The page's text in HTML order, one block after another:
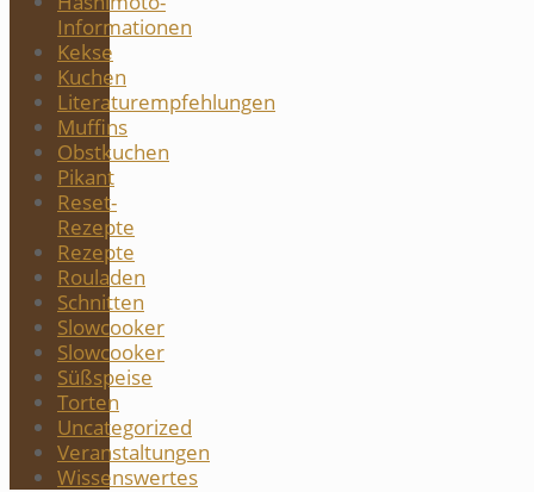
Informationen
Kekse
Kuchen
Literaturempfehlungen
Muffins
Obstkuchen
Pikant
Reset-
Rezepte
Rezepte
Rouladen
Schnitten
Slowcooker
Slowcooker
Süßspeise
Torten
Uncategorized
Veranstaltungen
Wissenswertes